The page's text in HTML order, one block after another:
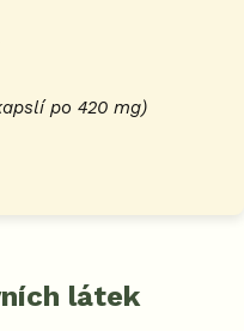
po 420 mg)
látek